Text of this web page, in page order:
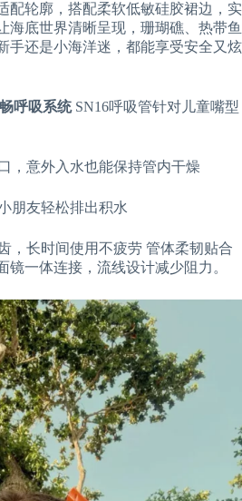
配轮廓，搭配柔软低敏硅胶裙边，实
海底世界清晰呈现，珊瑚礁、热带鱼
手还是小海洋迷，都能享受安全又炫
呼吸系统SN16呼吸管针对儿童嘴型
，意外入水也能保持管内干燥
朋友轻松排出积水
，长时间使用不疲劳 管体柔韧贴合
镜一体连接，流线设计减少阻力。